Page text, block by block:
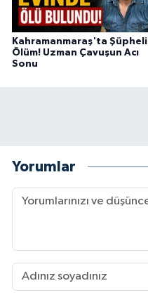
Kahramanmaraş'ta Şüpheli
Ölüm! Uzman Çavuşun Acı
Sonu
Yorumlar